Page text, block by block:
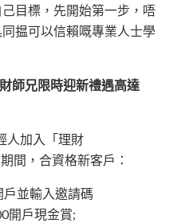
目標，先開始第一步，唔
揾可以信賴嘅專業人士學
師兄限時迎新禮遇高達
人加入「理財
間，合資格新客戶：
並輸入邀請碼
開戶現金賞;